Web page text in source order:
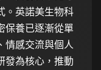
。英諾美生物科
保養已逐漸從單
情感交流與個人
發為核心，推動